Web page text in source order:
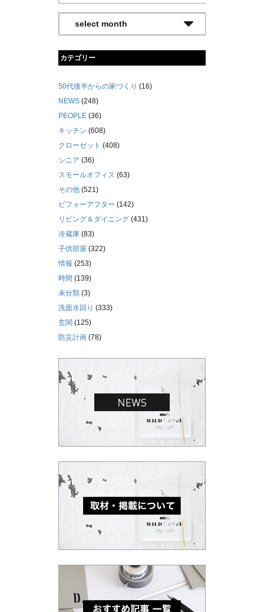
カテゴリー
50代後半からの家づくり (16)
NEWS (248)
PEOPLE (36)
キッチン (608)
クローゼット (408)
シニア (36)
スモールオフィス (63)
その他 (521)
ビフォーアフター (142)
リビング＆ダイニング (431)
冷蔵庫 (83)
子供部屋 (322)
情報 (253)
時間 (139)
未分類 (3)
洗面水回り (333)
玄関 (125)
防災計画 (78)